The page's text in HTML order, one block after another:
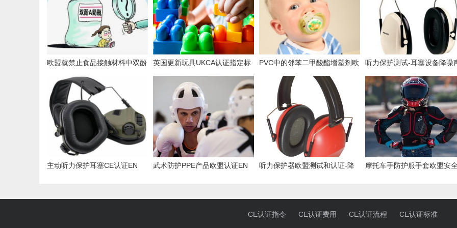
欧盟就禁止食品接触材料中双酚
A和其他双酚磋商
英国更新玩具UKCA认证指定标
PVC中的邻苯二甲酸酯增塑剂欧
盟美国管控要求
听力保护测试-耳塞设备降噪
学测试
主动听力保护耳塞CE认证EN
武术防护PPE产品欧盟认证EN
听力保护器欧盟测试和认证-降
摩托车手防护服手套欧盟安
CE认证指令 CE认证费用 CE认证流程 CE认证标准